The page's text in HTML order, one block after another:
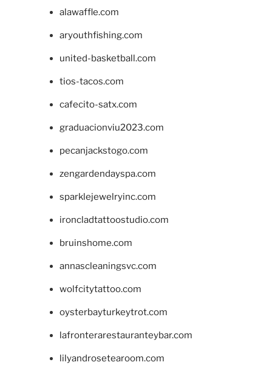
alawaffle.com
aryouthfishing.com
united-basketball.com
tios-tacos.com
cafecito-satx.com
graduacionviu2023.com
pecanjackstogo.com
zengardendayspa.com
sparklejewelryinc.com
ironcladtattoostudio.com
bruinshome.com
annascleaningsvc.com
wolfcitytattoo.com
oysterbayturkeytrot.com
lafronterarestauranteybar.com
lilyandrosetearoom.com